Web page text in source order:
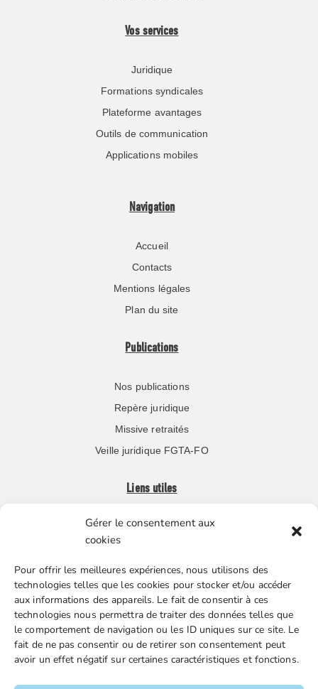
Gérer le consentement aux
cookies
Pour offrir les meilleures expériences, nous utilisons des
technologies telles que les cookies pour stocker et/ou accéder
aux informations des appareils. Le fait de consentir à ces
technologies nous permettra de traiter des données telles que
le comportement de navigation ou les ID uniques sur ce site. Le
fait de ne pas consentir ou de retirer son consentement peut
avoir un effet négatif sur certaines caractéristiques et fonctions.
Vos services
Juridique
Formations syndicales
Plateforme avantages
Outils de communication
Applications mobiles
Navigation
Accueil
Contacts
Mentions légales
Plan du site
Publications
Nos publications
Repère juridique
Missive retraités
Veille juridique FGTA-FO
Liens utiles
Boutique en ligne
Nos partenaires
Gestion des cookies
FGTA-FO / 15 avenue Victor Hugo – 92170 Vanves / 01 86